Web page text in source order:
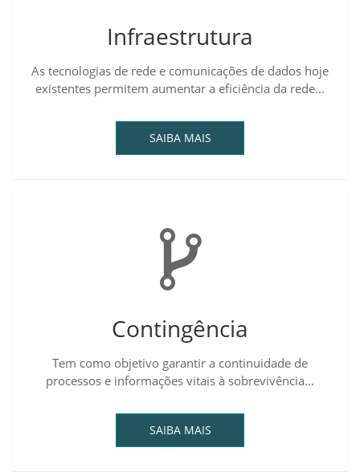
Infraestrutura
As tecnologias de rede e comunicações de dados hoje
existentes permitem aumentar a eficiência da rede...
SAIBA MAIS
Contingência
Tem como objetivo garantir a continuidade de
processos e informações vitais à sobrevivência...
SAIBA MAIS